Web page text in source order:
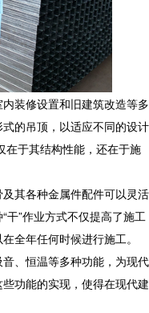
装修设置和旧建筑改造等多
的吊顶，以适应不同的设计
在于其结构性能，还在于施
其各种金属件配件可以灵活
干”作业方式不仅提高了施工
全年任何时候进行施工。
、恒温等多种功能，为现代
功能的实现，使得在现代建